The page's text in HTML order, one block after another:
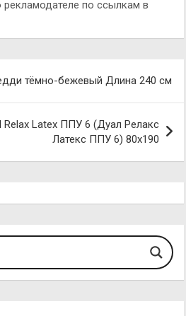
по ссылкам в
тёмно-бежевый Длина 240 см
Relax Latex ППУ 6 (Дуал Релакс
Латекс ППУ 6) 80х190